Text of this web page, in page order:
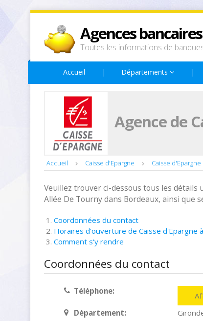
Agences bancaires
Toutes les informations de
Accueil Départements
Agence de
Accueil Caisse d'Epargne Caisse
Veuillez trouver ci-dessous tous les
Allée De Tourny dans Bordeaux, ainsi que
Coordonnées du contact
Horaires d'ouverture de Caisse d'Epargne
Comment s'y rendre
Coordonnées du contact
Téléphone:
Département: